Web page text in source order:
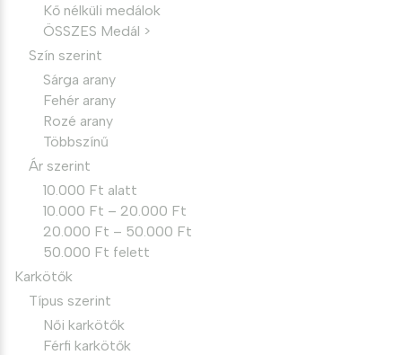
Kő nélküli medálok
ÖSSZES Medál >
Szín szerint
Sárga arany
Fehér arany
Rozé arany
Többszínű
Ár szerint
10.000 Ft alatt
10.000 Ft – 20.000 Ft
20.000 Ft – 50.000 Ft
50.000 Ft felett
Karkötők
Típus szerint
Női karkötők
Férfi karkötők